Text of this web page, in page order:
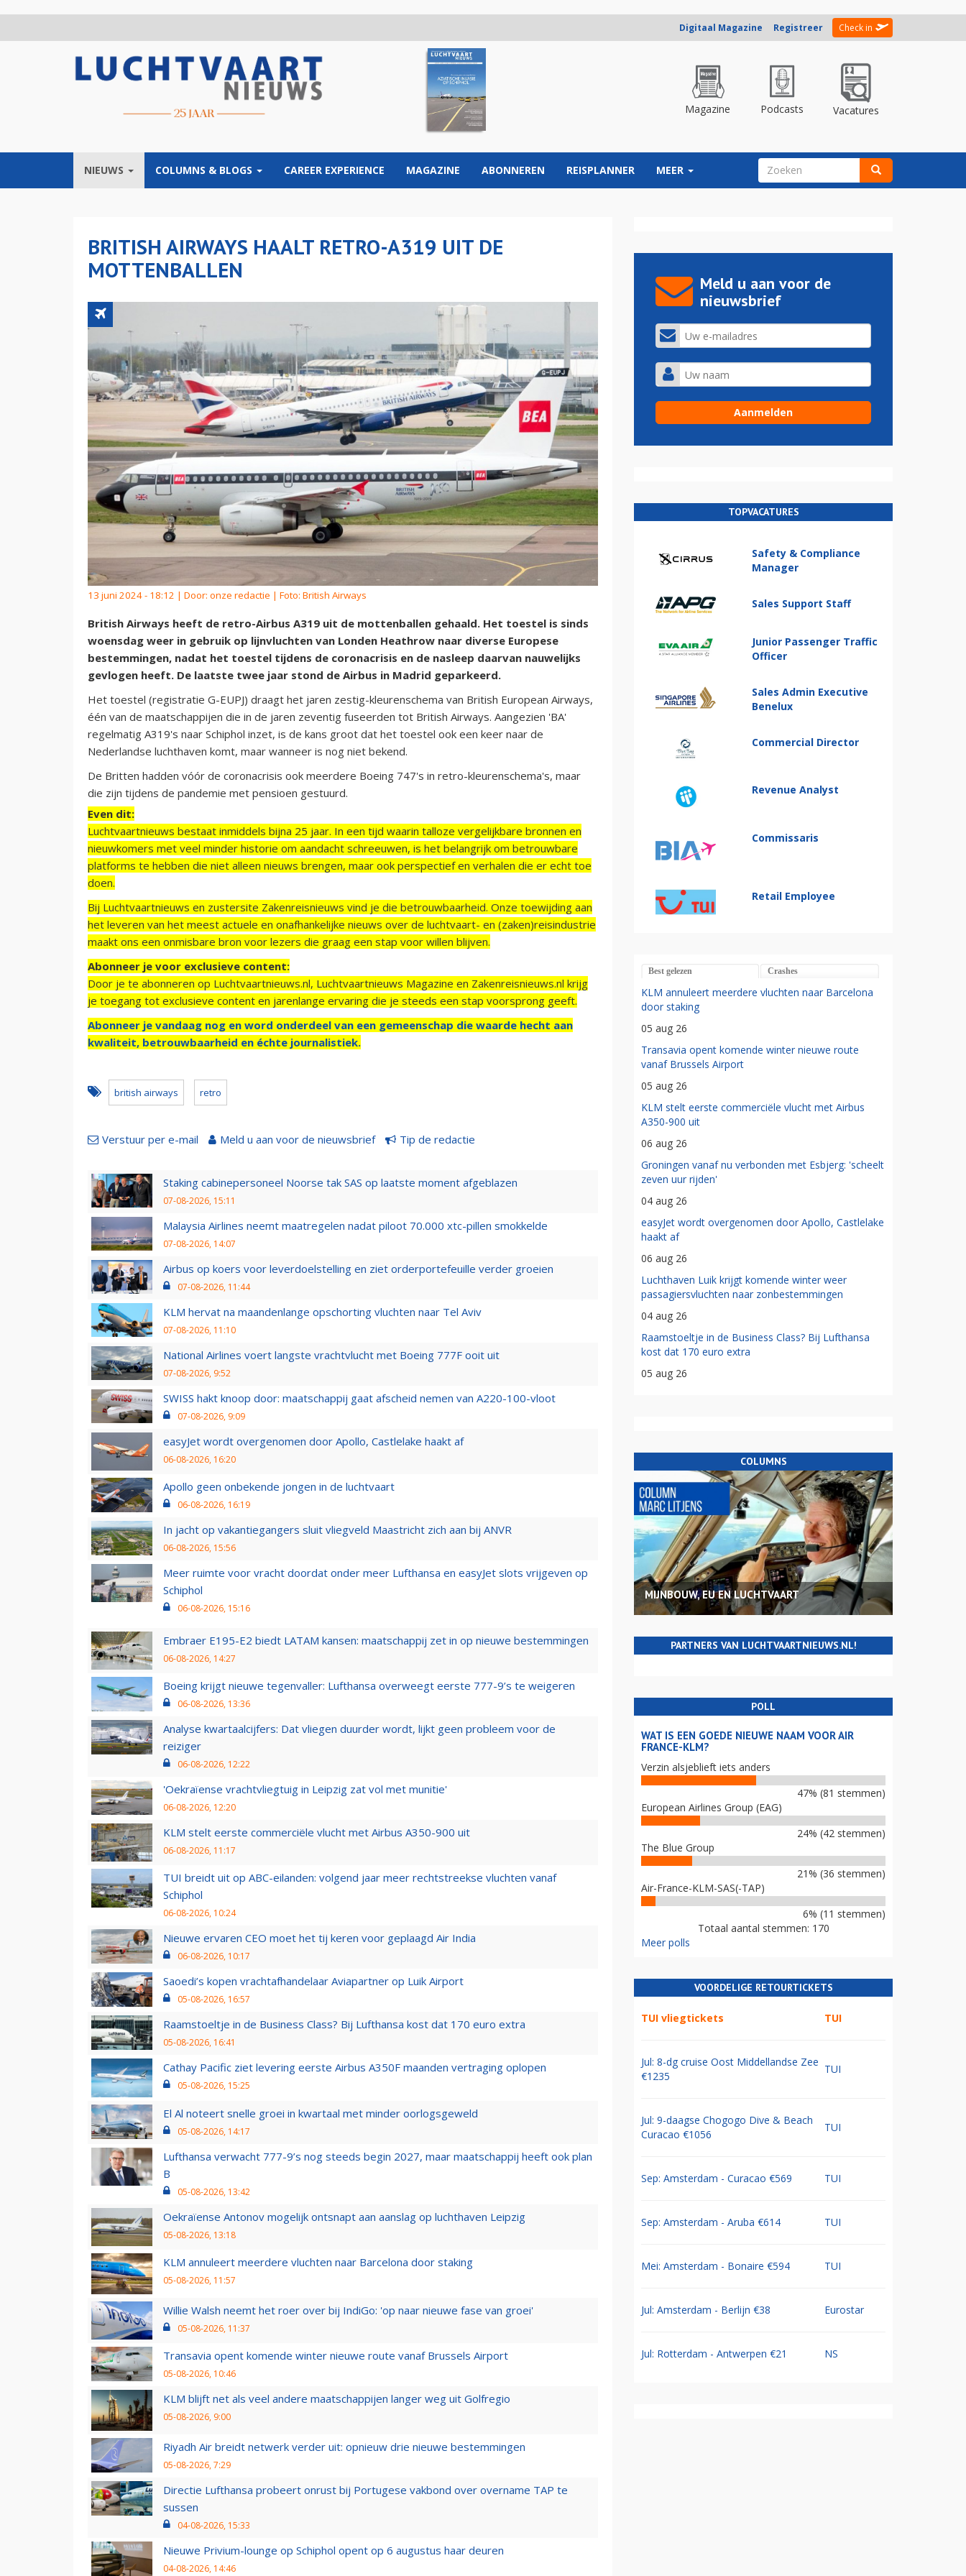
Digitaal Magazine Registreer Check in
Magazine Podcasts Vacatures
NIEUWS COLUMNS & BLOGS CAREER EXPERIENCE MAGAZINE ABONNEREN REISPLANNER MEER ZOEKVELD
BRITISH AIRWAYS HAALT RETRO-A319 UIT DE
MOTTENBALLEN
13 juni 2024 - 18:12 | Door: onze redactie | Foto: British Airways
British Airways heeft de retro-Airbus A319 uit de mottenballen gehaald. Het toestel is sinds
woensdag weer in gebruik op lijnvluchten van Londen Heathrow naar diverse Europese
bestemmingen, nadat het toestel tijdens de coronacrisis en de nasleep daarvan nauwelijks
gevlogen heeft. De laatste twee jaar stond de Airbus in Madrid geparkeerd.
Het toestel (registratie G-EUPJ) draagt het jaren zestig-kleurenschema van British European Airways,
één van de maatschappijen die in de jaren zeventig fuseerden tot British Airways. Aangezien 'BA'
regelmatig A319's naar Schiphol inzet, is de kans groot dat het toestel ook een keer naar de
Nederlandse luchthaven komt, maar wanneer is nog niet bekend.
De Britten hadden vóór de coronacrisis ook meerdere Boeing 747's in retro-kleurenschema's, maar
die zijn tijdens de pandemie met pensioen gestuurd.
Even dit:
Luchtvaartnieuws bestaat inmiddels bijna 25 jaar. In een tijd waarin talloze vergelijkbare bronnen en
nieuwkomers met veel minder historie om aandacht schreeuwen, is het belangrijk om betrouwbare
platforms te hebben die niet alleen nieuws brengen, maar ook perspectief en verhalen die er echt toe
doen.
Bij Luchtvaartnieuws en zustersite Zakenreisnieuws vind je die betrouwbaarheid. Onze toewijding aan
het leveren van het meest actuele en onafhankelijke nieuws over de luchtvaart- en (zaken)reisindustrie
maakt ons een onmisbare bron voor lezers die graag een stap voor willen blijven.
Abonneer je voor exclusieve content:
Door je te abonneren op Luchtvaartnieuws.nl, Luchtvaartnieuws Magazine en Zakenreisnieuws.nl krijg
je toegang tot exclusieve content en jarenlange ervaring die je steeds een stap voorsprong geeft.
Abonneer je vandaag nog en word onderdeel van een gemeenschap die waarde hecht aan
kwaliteit, betrouwbaarheid en échte journalistiek.
british airways retro
Verstuur per e-mail Meld u aan voor de nieuwsbrief Tip de redactie
Staking cabinepersoneel Noorse tak SAS op laatste moment afgeblazen
07-08-2026, 15:11
Malaysia Airlines neemt maatregelen nadat piloot 70.000 xtc-pillen smokkelde
07-08-2026, 14:07
Airbus op koers voor leverdoelstelling en ziet orderportefeuille verder groeien
07-08-2026, 11:44
KLM hervat na maandenlange opschorting vluchten naar Tel Aviv
07-08-2026, 11:10
National Airlines voert langste vrachtvlucht met Boeing 777F ooit uit
07-08-2026, 9:52
SWISS hakt knoop door: maatschappij gaat afscheid nemen van A220-100-vloot
07-08-2026, 9:09
easyJet wordt overgenomen door Apollo, Castlelake haakt af
06-08-2026, 16:20
Apollo geen onbekende jongen in de luchtvaart
06-08-2026, 16:19
In jacht op vakantiegangers sluit vliegveld Maastricht zich aan bij ANVR
06-08-2026, 15:56
Meer ruimte voor vracht doordat onder meer Lufthansa en easyJet slots vrijgeven op
Schiphol
06-08-2026, 15:16
Embraer E195-E2 biedt LATAM kansen: maatschappij zet in op nieuwe bestemmingen
06-08-2026, 14:27
Boeing krijgt nieuwe tegenvaller: Lufthansa overweegt eerste 777-9’s te weigeren
06-08-2026, 13:36
Analyse kwartaalcijfers: Dat vliegen duurder wordt, lijkt geen probleem voor de
reiziger
06-08-2026, 12:22
'Oekraïense vrachtvliegtuig in Leipzig zat vol met munitie'
06-08-2026, 12:20
KLM stelt eerste commerciële vlucht met Airbus A350-900 uit
06-08-2026, 11:17
TUI breidt uit op ABC-eilanden: volgend jaar meer rechtstreekse vluchten vanaf
Schiphol
06-08-2026, 10:24
Nieuwe ervaren CEO moet het tij keren voor geplaagd Air India
06-08-2026, 10:17
Saoedi’s kopen vrachtafhandelaar Aviapartner op Luik Airport
05-08-2026, 16:57
Raamstoeltje in de Business Class? Bij Lufthansa kost dat 170 euro extra
05-08-2026, 16:41
Cathay Pacific ziet levering eerste Airbus A350F maanden vertraging oplopen
05-08-2026, 15:25
El Al noteert snelle groei in kwartaal met minder oorlogsgeweld
05-08-2026, 14:17
Lufthansa verwacht 777-9’s nog steeds begin 2027, maar maatschappij heeft ook plan
B
05-08-2026, 13:42
Oekraïense Antonov mogelijk ontsnapt aan aanslag op luchthaven Leipzig
05-08-2026, 13:18
KLM annuleert meerdere vluchten naar Barcelona door staking
05-08-2026, 11:57
Willie Walsh neemt het roer over bij IndiGo: 'op naar nieuwe fase van groei'
05-08-2026, 11:37
Transavia opent komende winter nieuwe route vanaf Brussels Airport
05-08-2026, 10:46
KLM blijft net als veel andere maatschappijen langer weg uit Golfregio
05-08-2026, 9:00
Riyadh Air breidt netwerk verder uit: opnieuw drie nieuwe bestemmingen
05-08-2026, 7:29
Directie Lufthansa probeert onrust bij Portugese vakbond over overname TAP te
sussen
04-08-2026, 15:33
Nieuwe Privium-lounge op Schiphol opent op 6 augustus haar deuren
04-08-2026, 14:46
Meld u aan voor de
nieuwsbrief
TOPVACATURES
Safety & Compliance
Manager
Sales Support Staff
Junior Passenger Traffic
Officer
Sales Admin Executive
Benelux
Commercial Director
Revenue Analyst
Commissaris
Retail Employee
Best gelezen Crashes
KLM annuleert meerdere vluchten naar Barcelona
door staking
05 aug 26
Transavia opent komende winter nieuwe route
vanaf Brussels Airport
05 aug 26
KLM stelt eerste commerciële vlucht met Airbus
A350-900 uit
06 aug 26
Groningen vanaf nu verbonden met Esbjerg: 'scheelt
zeven uur rijden'
04 aug 26
easyJet wordt overgenomen door Apollo, Castlelake
haakt af
06 aug 26
Luchthaven Luik krijgt komende winter weer
passagiersvluchten naar zonbestemmingen
04 aug 26
Raamstoeltje in de Business Class? Bij Lufthansa
kost dat 170 euro extra
05 aug 26
COLUMNS
MIJNBOUW, EU EN LUCHTVAART
PARTNERS VAN LUCHTVAARTNIEUWS.NL!
POLL
WAT IS EEN GOEDE NIEUWE NAAM VOOR AIR
FRANCE-KLM?
Verzin alsjeblieft iets anders
47% (81 stemmen)
European Airlines Group (EAG)
24% (42 stemmen)
The Blue Group
21% (36 stemmen)
Air-France-KLM-SAS(-TAP)
6% (11 stemmen)
Totaal aantal stemmen: 170
Meer polls
VOORDELIGE RETOURTICKETS
TUI vliegtickets TUI
Jul: 8-dg cruise Oost Middellandse Zee
€1235
TUI
Jul: 9-daagse Chogogo Dive & Beach
Curacao €1056
TUI
Sep: Amsterdam - Curacao €569 TUI
Sep: Amsterdam - Aruba €614 TUI
Mei: Amsterdam - Bonaire €594 TUI
Jul: Amsterdam - Berlijn €38 Eurostar
Jul: Rotterdam - Antwerpen €21 NS